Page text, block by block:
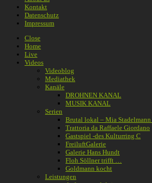
Kontakt
Datenschutz
Impressum
Close
Home
Live
Videos
Videoblog
Mediathek
Kanäle
DROHNEN KANAL
MUSIK KANAL
Serien
Brutal lokal – Mia Stadelmann
Trattoria da Raffaele Giordano
Gastspiel -des Kulturring C
FreiluftGalerie
Galerie Hans Hundt
Floh Söllner trifft …
Goldmann kocht
Leistungen